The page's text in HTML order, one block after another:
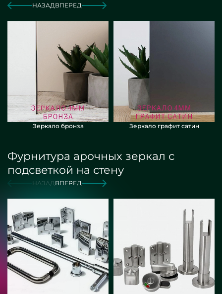
НАЗАДВПЕРЕД
Зеркало бронза Зеркало графит сатин
Фурнитура арочных зеркал с
подсветкой на стену
НАЗАДВПЕРЕД